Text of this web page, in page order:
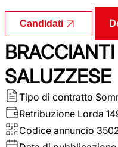
Candidati
SALUZZESE
Tipo di contratto
Retribuzione Lorda
Codice annuncio